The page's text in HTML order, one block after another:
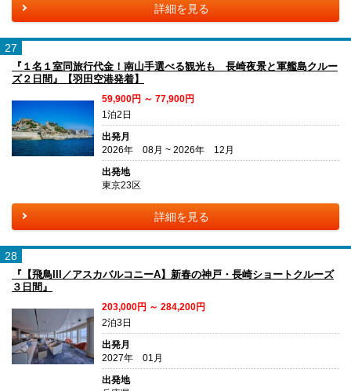
詳細を見る
27
『１名１室同旅行代金！南山手選べる観光も 長崎夜景と軍艦島クルー
ズ２日間』【羽田空港発着】
59,900円 ～ 77,900円
1泊2日
出発月
2026年 08月 ~ 2026年 12月
出発地
東京23区
詳細を見る
28
『【飛鳥III／アスカバルコニーA】新春の神戸・長崎ショートクルーズ
３日間』
203,000円 ～ 284,200円
2泊3日
出発月
2027年 01月
出発地